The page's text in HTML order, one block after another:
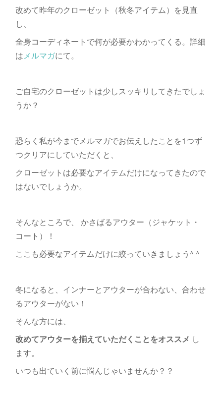
改めて昨年のクローゼット（秋冬アイテム）を見直
し、
全身コーディネートで何が必要かわかってくる。詳細
はメルマガにて。
ご自宅のクローゼットは少しスッキリしてきたでしょ
うか？
恐らく私が今までメルマガでお伝えしたことを1つず
つクリアにしていただくと、
クローゼットは必要なアイテムだけになってきたので
はないでしょうか。
そんなところで、 かさばるアウター（ジャケット・
コート）！
ここも必要なアイテムだけに絞っていきましょう^ ^
冬になると、インナーとアウターが合わない、合わせ
るアウターがない！
そんな方には、
改めてアウターを揃えていただくことをオススメ し
ます。
いつも出ていく前に悩んじゃいませんか？？